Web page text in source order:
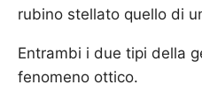
rubino stellato quello di
Entrambi i due tipi della
fenomeno ottico.